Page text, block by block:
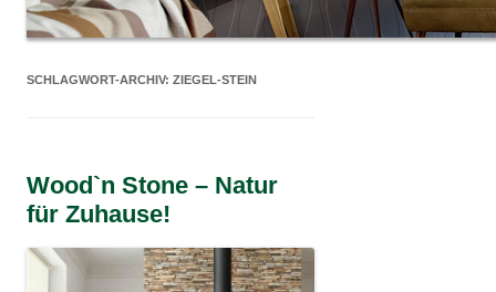
SCHLAGWORT-ARCHIV: ZIEGEL-STEIN
Wood`n Stone – Natur
für Zuhause!